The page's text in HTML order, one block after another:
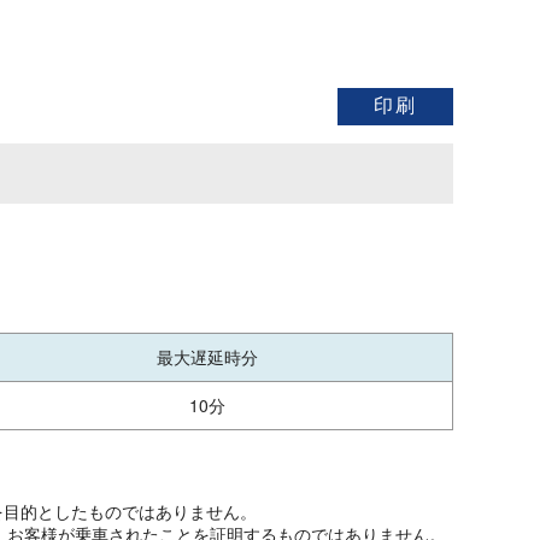
最大遅延時分
10分
的としたものではありません。
客様が乗車されたことを証明するものではありません。